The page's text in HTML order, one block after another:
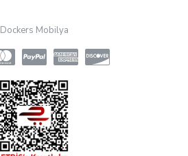
Dockers Mobilya